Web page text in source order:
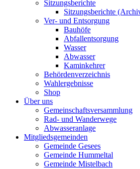
Sitzungsberichte
Sitzungsberichte
Ver- und Entsorgung
Bauhöfe
Abfallentsorgung
Wasser
Abwasser
Kaminkehrer
Behördenverzeichnis
Wahlergebnisse
Shop
Über uns
Gemeinschaftsversammlung
Rad- und Wanderwege
Abwasseranlage
Mitgliedsgemeinden
Gemeinde Gesees
Gemeinde Hummeltal
Gemeinde Mistelbach